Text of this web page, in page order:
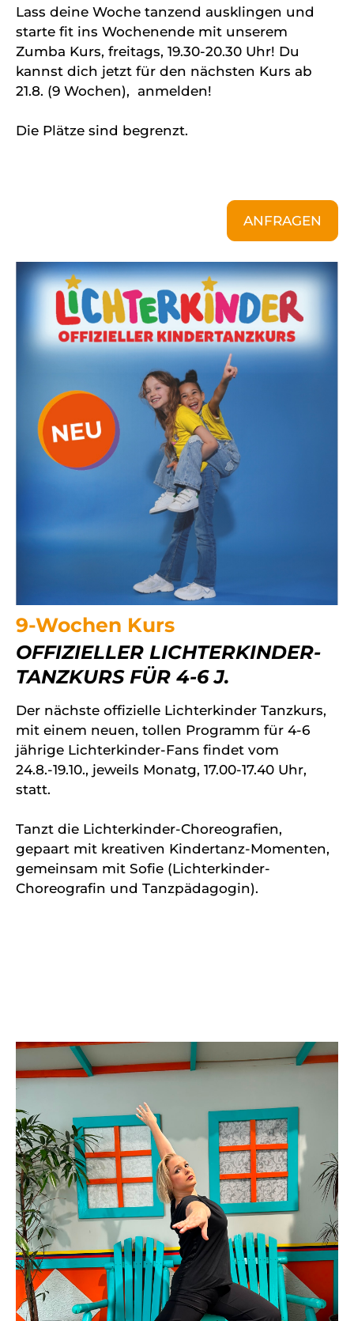
Lass deine Woche tanzend ausklingen und
starte fit ins Wochenende mit unserem
Zumba Kurs, freitags, 19.30-20.30 Uhr! Du
kannst dich jetzt für den nächsten Kurs ab
21.8. (9 Wochen), anmelden!
Die Plätze sind begrenzt.
ANFRAGEN
9-Wochen Kurs
OFFIZIELLER LICHTERKINDER-
TANZKURS FÜR 4-6 J.
Der nächste offizielle Lichterkinder Tanzkurs,
mit einem neuen, tollen Programm für 4-6
jährige Lichterkinder-Fans findet vom
24.8.-19.10., jeweils Monatg, 17.00-17.40 Uhr,
statt.
Tanzt die Lichterkinder-Choreografien,
gepaart mit kreativen Kindertanz-Momenten,
gemeinsam mit Sofie (Lichterkinder-
Choreografin und Tanzpädagogin).